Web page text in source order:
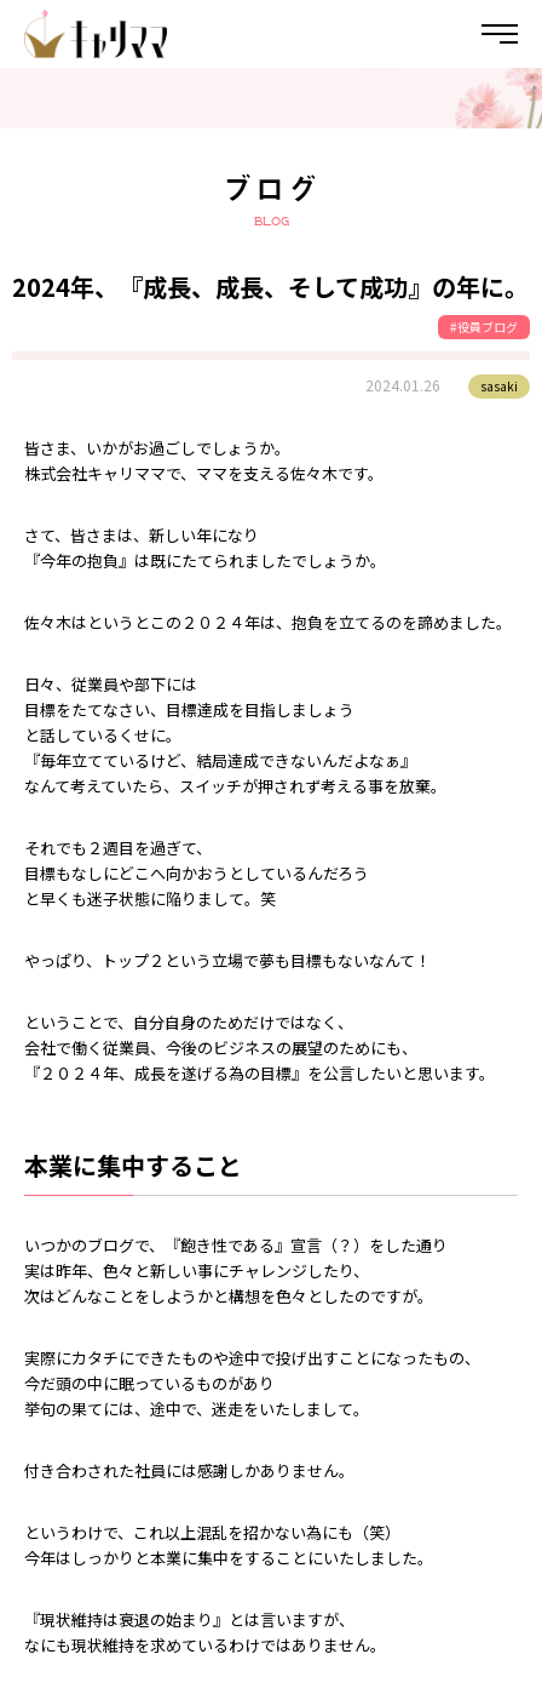
ブログ
BLOG
2024年、『成長、成長、そして成功』の年に。
役員ブログ
2024.01.26 sasaki
皆さま、いかがお過ごしでしょうか。
株式会社キャリママで、ママを支える佐々木です。
さて、皆さまは、新しい年になり
『今年の抱負』は既にたてられましたでしょうか。
佐々木はというとこの２０２４年は、抱負を立てるのを諦めました。
日々、従業員や部下には
目標をたてなさい、目標達成を目指しましょう
と話しているくせに。
『毎年立てているけど、結局達成できないんだよなぁ』
なんて考えていたら、スイッチが押されず考える事を放棄。
それでも２週目を過ぎて、
目標もなしにどこへ向かおうとしているんだろう
と早くも迷子状態に陥りまして。笑
やっぱり、トップ２という立場で夢も目標もないなんて！
ということで、自分自身のためだけではなく、
会社で働く従業員、今後のビジネスの展望のためにも、
『２０２４年、成長を遂げる為の目標』を公言したいと思います。
本業に集中すること
いつかのブログで、『飽き性である』宣言（？）をした通り
実は昨年、色々と新しい事にチャレンジしたり、
次はどんなことをしようかと構想を色々としたのですが。
実際にカタチにできたものや途中で投げ出すことになったもの、
今だ頭の中に眠っているものがあり
挙句の果てには、途中で、迷走をいたしまして。
付き合わされた社員には感謝しかありません。
というわけで、これ以上混乱を招かない為にも（笑）
今年はしっかりと本業に集中をすることにいたしました。
『現状維持は衰退の始まり』とは言いますが、
なにも現状維持を求めているわけではありません。